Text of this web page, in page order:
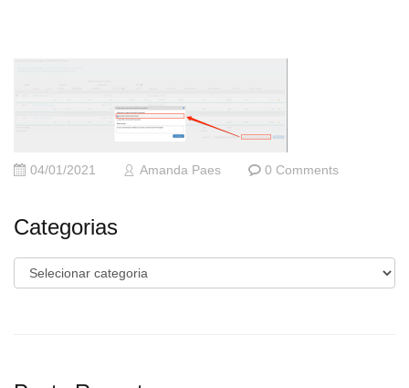
04/01/2021 Amanda Paes 0 Comments
Categorias
Categorias